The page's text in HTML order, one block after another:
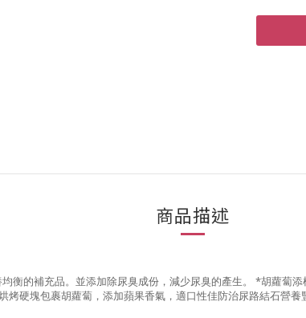
商品描述
衡的補充品。並添加除尿臭成份，減少尿臭的產生。 *胡蘿蔔
硬塊包裹胡蘿蔔，添加蘋果香氣，適口性佳防治尿路結石營養